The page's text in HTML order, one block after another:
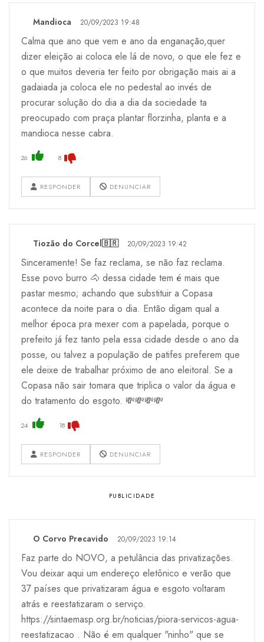
Mandioca 20/09/2023 19:48
Calma que ano que vem e ano da enganação,quer
dizer eleição ai coloca ele lá de novo, o que ele fez e
o que muitos deveria ter feito por obrigação mais ai a
gadaiada ja coloca ele no pedestal ao invés de
procurar solução do dia a dia da sociedade ta
preocupado com praça plantar florzinha, planta e a
mandioca nesse cabra.
26 8
RESPONDER DENUNCIAR
Tiozão do Corcel🇧🇷 20/09/2023 19:42
Sinceramente! Se faz reclama, se não faz reclama.
Esse povo burro 🐴 dessa cidade tem é mais que
pastar mesmo; achando que substituir a Copasa
acontece da noite para o dia. Então digam qual a
melhor época pra mexer com a papelada, porque o
prefeito já fez tanto pela essa cidade desde o ano da
posse, ou talvez a população de patifes preferem que
ele deixe de trabalhar próximo de ano eleitoral. Se a
Copasa não sair tomara que triplica o valor da água e
do tratamento do esgoto. 💸💸💸💸
24 18
RESPONDER DENUNCIAR
O Corvo Precavido 20/09/2023 19:14
Faz parte do NOVO, a petulância das privatizações.
Vou deixar aqui um endereço eletônico e verão que
37 países que privatizaram água e esgoto voltaram
atrás e reestatizaram o serviço.
https://sintaemasp.org.br/noticias/piora-servicos-agua-
reestatizacao . Não é em qualquer "ninho" que se